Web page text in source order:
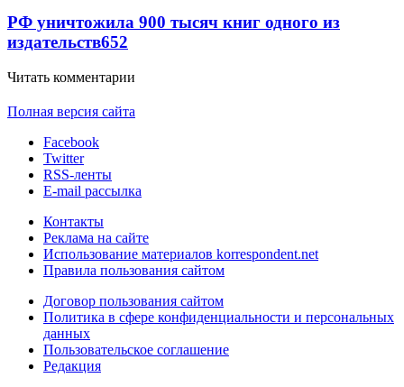
РФ уничтожила 900 тысяч книг одного из
издательств652
Читать комментарии
Полная версия сайта
Facebook
Twitter
RSS-ленты
E-mail рассылка
Контакты
Реклама на сайте
Использование материалов korrespondent.net
Правила пользования сайтом
Договор пользования сайтом
Политика в сфере конфиденциальности и персональных
данных
Пользовательское соглашение
Редакция